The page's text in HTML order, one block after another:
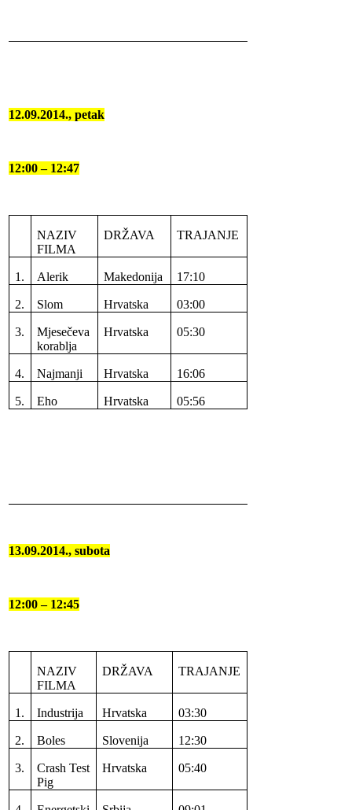
12.09.2014., petak
12:00 – 12:47
NAZIV
FILMA
DRŽAVA TRAJANJE
1. Alerik Makedonija 17:10
2. Slom Hrvatska 03:00
3.
Mjesečeva
korablja
Hrvatska 05:30
4. Najmanji Hrvatska 16:06
5. Eho Hrvatska 05:56
13.09.2014., subota
12:00 – 12:45
NAZIV
FILMA
DRŽAVA TRAJANJE
1. Industrija Hrvatska 03:30
2. Boles Slovenija 12:30
3.
Crash Test
Pig
Hrvatska 05:40